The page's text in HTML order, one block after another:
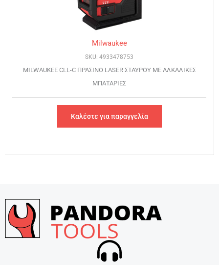
Milwaukee
SKU: 4933478753
MILWAUKEE CLL-C ΠΡΑΣΙΝΟ LASER ΣΤΑΥΡΟΥ ΜΕ ΑΛΚΑΛΙΚΕΣ
ΜΠΑΤΑΡΙΕΣ
Καλέστε για παραγγελία